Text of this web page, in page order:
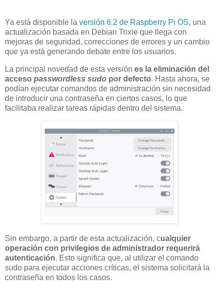
Ya está disponible la versión 6.2 de Raspberry Pi OS, una
actualización basada en Debian Trixie que llega con
mejoras de seguridad, correcciones de errores y un cambio
que ya está generando debate entre los usuarios.
La principal novedad de esta versión es la eliminación del
acceso passwordless sudo por defecto. Hasta ahora, se
podían ejecutar comandos de administración sin necesidad
de introducir una contraseña en ciertos casos, lo que
facilitaba realizar tareas rápidas dentro del sistema.
Sin embargo, a partir de esta actualización, cualquier
operación con privilegios de administrador requerirá
autenticación. Esto significa que, al utilizar el comando
sudo para ejecutar acciones críticas, el sistema solicitará la
contraseña en todos los casos.